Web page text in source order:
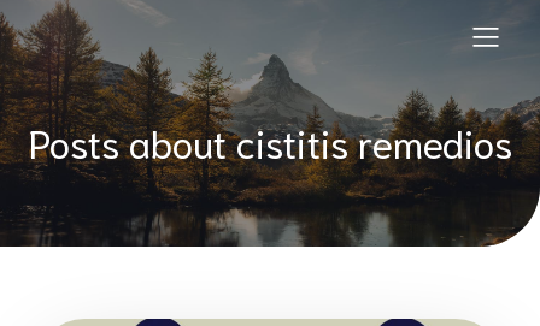
Posts about cistitis remedios